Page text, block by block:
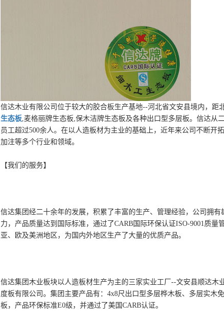
信达木业有限公司位于较大的胶合板生产基地--河北省文安县境内，距
生态板,麦格丽牌生态板,保木洁牌生态板及各种出口型多层板。信达从
员工超过500余人。在以人造板材为主业的基础上，近年来公司不断开
加注等多个行业和领域。
【我们的服务】
信达集团经二十余年的发展，积累了丰富的生产、管理经验，公司拥
力，产品质量达到国际标准，通过了CARB国际环保认证ISO-9001质
亚、欧及美洲地区，为国内外地区生产了大量的优质产品。
信达集团木业板块以人造板材生产为主的三家实业工厂--文安县顺达
度板有限公司。集团主要产品有：4x8尺出口型多层桦木板、多层实木
板，产品环保标准E0级，并通过了美国CARB认证。